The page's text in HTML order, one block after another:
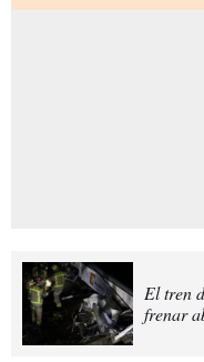
El tren
frenar